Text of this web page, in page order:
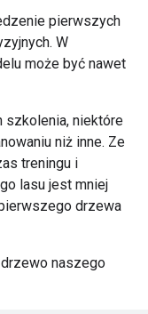
of tree  191/
of tree  201/
of tree  211/
of tree  221/
of tree  231/
of tree  251/
of tree  261/
of tree  271/
of tree  281/
of tree  291/
of tree  300/
OOB metrics:
resources
from path
pierwszych
W
może być nawet
szkolenia, niektóre
niż inne. Ze
treningu i
lasu jest mniej
drzewa
naszego